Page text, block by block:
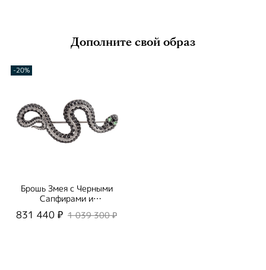
Дополните свой образ
-20%
Брошь Змея с Черными
Сапфирами и
Цаворитами, Brs0188-
1/3
831 440 ₽ 1 039 300 ₽